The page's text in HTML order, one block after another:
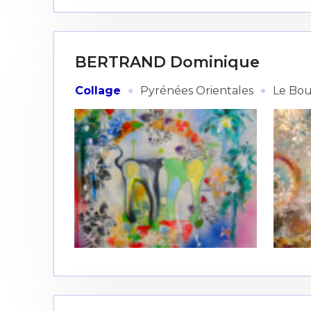
BERTRAND Dominique
Collage · Pyrénées Orientales · Le